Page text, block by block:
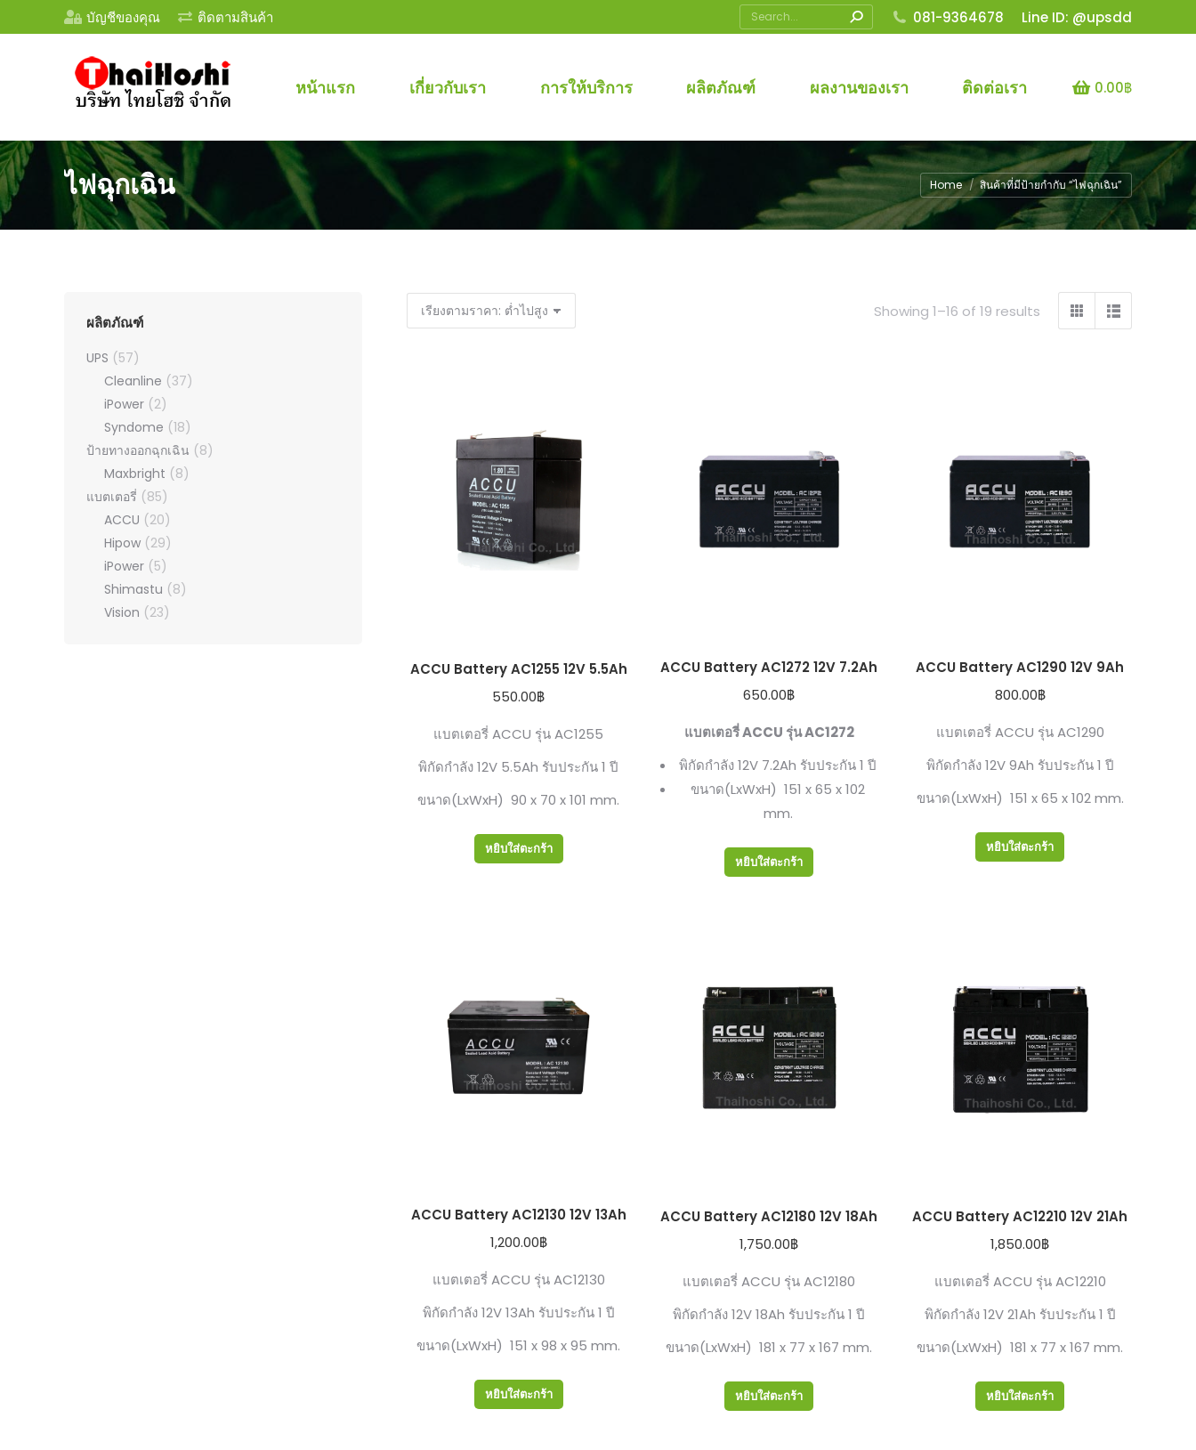
บัญชีของคุณ ติดตามสินค้า Search: 081-9364678 Line ID: @upsdd
หน้าแรก เกี่ยวกับเรา การให้บริการ ผลิตภัณฑ์ ผลงานของเรา ติดต่อเรา 0.00฿
ไฟฉุกเฉิน You are here:
Home สินค้าที่มีป้ายกำกับ “ไฟฉุกเฉิน”
Showing 1–16 of 19 results Sorted
ACCU Battery AC1255 12V 5.5Ah
550.00฿
แบตเตอรี่ ACCU รุ่น AC1255
พิกัดกำลัง 12V 5.5Ah รับประกัน 1 ปี
ขนาด(LxWxH) 90 x 70 x 101 mm.
หยิบใส่ตะกร้า
ACCU Battery AC1272 12V 7.2Ah
650.00฿
แบตเตอรี่ ACCU รุ่น AC1272
พิกัดกำลัง 12V 7.2Ah รับประกัน 1 ปี
ขนาด(LxWxH) 151 x 65 x 102
mm.
หยิบใส่ตะกร้า
ACCU Battery AC1290 12V 9Ah
800.00฿
แบตเตอรี่ ACCU รุ่น AC1290
พิกัดกำลัง 12V 9Ah รับประกัน 1 ปี
ขนาด(LxWxH) 151 x 65 x 102 mm.
หยิบใส่ตะกร้า
ACCU Battery AC12130 12V 13Ah
1,200.00฿
แบตเตอรี่ ACCU รุ่น AC12130
พิกัดกำลัง 12V 13Ah รับประกัน 1 ปี
ขนาด(LxWxH) 151 x 98 x 95 mm.
หยิบใส่ตะกร้า
ACCU Battery AC12180 12V 18Ah
1,750.00฿
แบตเตอรี่ ACCU รุ่น AC12180
พิกัดกำลัง 12V 18Ah รับประกัน 1 ปี
ขนาด(LxWxH) 181 x 77 x 167 mm.
หยิบใส่ตะกร้า
ACCU Battery AC12210 12V 21Ah
1,850.00฿
แบตเตอรี่ ACCU รุ่น AC12210
พิกัดกำลัง 12V 21Ah รับประกัน 1 ปี
ขนาด(LxWxH) 181 x 77 x 167 mm.
หยิบใส่ตะกร้า
ผลิตภัณฑ์
UPS (57)
Cleanline (37)
iPower (2)
Syndome (18)
ป้ายทางออกฉุกเฉิน (8)
Maxbright (8)
แบตเตอรี่ (85)
ACCU (20)
Hipow (29)
iPower (5)
Shimastu (8)
Vision (23)